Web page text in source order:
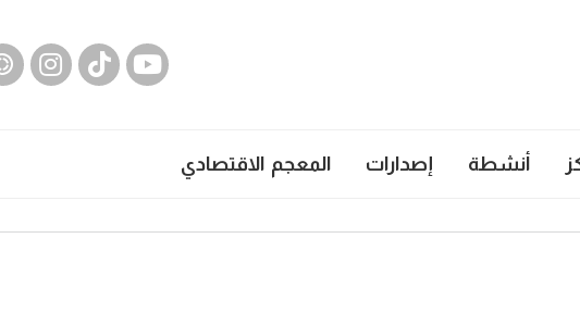
أنشطة إصدارات المعجم الاقتصادي